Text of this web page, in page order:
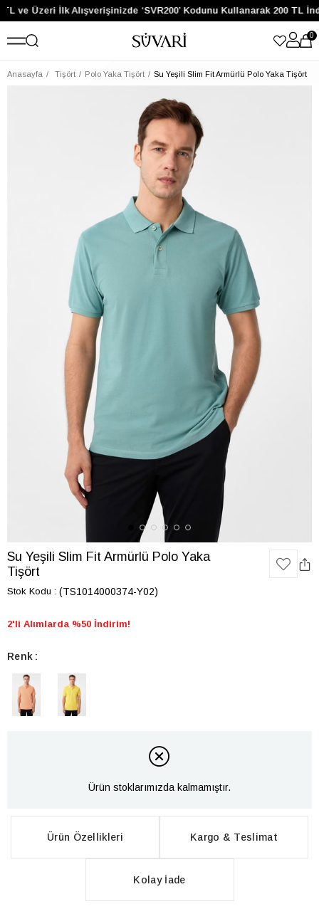
ve Üzeri İlk Alışverişinizde ‘SVR200’ Kodunu Kullanarak 200 TL
0
Anasayfa Tişört Polo Yaka Tişört Su Yeşili Slim Fit Armürlü Polo Yaka Tişört
Su Yeşili Slim Fit Armürlü Polo Yaka
Tişört
Stok Kodu (TS1014000374-Y02)
2'li Alımlarda %50 İndirim!
Renk
Ürün stoklarımızda kalmamıştır.
Ürün Özellikleri Kargo & Teslimat
Kolay İade